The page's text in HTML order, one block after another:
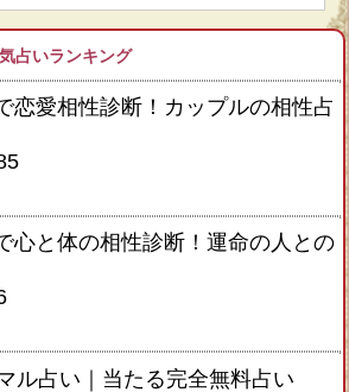
占いランキング
恋愛相性診断！カップルの相性占
心と体の相性診断！運命の人との
ル占い｜当たる完全無料占い